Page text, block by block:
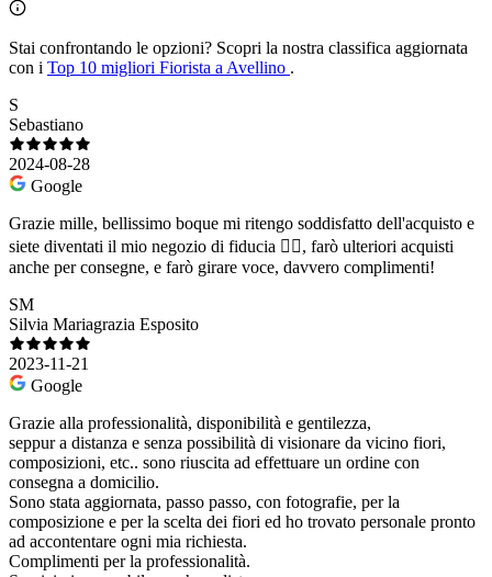
Stai confrontando le opzioni? Scopri la nostra classifica aggiornata
con i Top 10 migliori Fiorista a Avellino .
S
Sebastiano
2024-08-28
Google
Grazie mille, bellissimo boque mi ritengo soddisfatto dell'acquisto e
siete diventati il mio negozio di fiducia ❤️‍🔥, farò ulteriori acquisti
anche per consegne, e farò girare voce, davvero complimenti!
SM
Silvia Mariagrazia Esposito
2023-11-21
Google
Grazie alla professionalità, disponibilità e gentilezza,
seppur a distanza e senza possibilità di visionare da vicino fiori,
composizioni, etc.. sono riuscita ad effettuare un ordine con
consegna a domicilio.
Sono stata aggiornata, passo passo, con fotografie, per la
composizione e per la scelta dei fiori ed ho trovato personale pronto
ad accontentare ogni mia richiesta.
Complimenti per la professionalità.